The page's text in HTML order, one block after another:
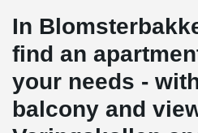
In
find an
your needs -
balcony and